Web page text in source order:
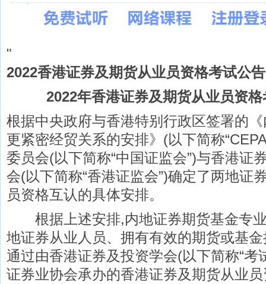
"
2022香港证券及期货从业员资格考试公
2022年香港证券及期货从业员资
根据中央政府与香港特别行政区签署的
更紧密经贸关系的安排》(以下简称
委员会(以下简称“中国证监会”)与香港证
会(以下简称“香港证监会”)确定了两地证
员资格互认的具体安排。
根据上述安排,内地证券期货基金专业
地证券从业人员、拥有有效的期货或基
通过由香港证券及投资学会(以下简称“考
证券业协会承办的香港证券及期货从业